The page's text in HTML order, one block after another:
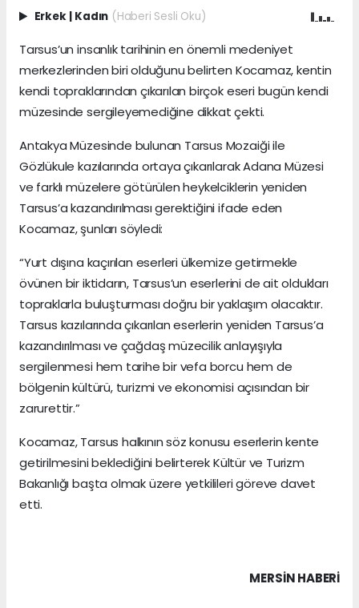
Erkek | Kadın (Haberi Sesli Oku)
Tarsus’un insanlık tarihinin en önemli medeniyet
merkezlerinden biri olduğunu belirten Kocamaz, kentin
kendi topraklarından çıkarılan birçok eseri bugün kendi
müzesinde sergileyemediğine dikkat çekti.
Antakya Müzesinde bulunan Tarsus Mozaiği ile
Gözlükule kazılarında ortaya çıkarılarak Adana Müzesi
ve farklı müzelere götürülen heykelciklerin yeniden
Tarsus’a kazandırılması gerektiğini ifade eden
Kocamaz, şunları söyledi:
“Yurt dışına kaçırılan eserleri ülkemize getirmekle
övünen bir iktidarın, Tarsus’un eserlerini de ait oldukları
topraklarla buluşturması doğru bir yaklaşım olacaktır.
Tarsus kazılarında çıkarılan eserlerin yeniden Tarsus’a
kazandırılması ve çağdaş müzecilik anlayışıyla
sergilenmesi hem tarihe bir vefa borcu hem de
bölgenin kültürü, turizmi ve ekonomisi açısından bir
zarurettir.”
Kocamaz, Tarsus halkının söz konusu eserlerin kente
getirilmesini beklediğini belirterek Kültür ve Turizm
Bakanlığı başta olmak üzere yetkilileri göreve davet
etti.
MERSIN HABERİ